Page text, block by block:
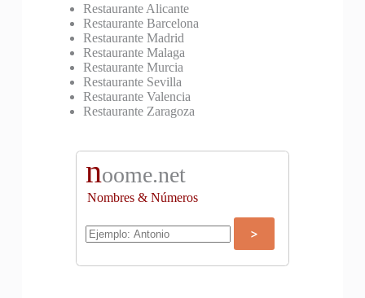
Restaurante Alicante
Restaurante Barcelona
Restaurante Madrid
Restaurante Malaga
Restaurante Murcia
Restaurante Sevilla
Restaurante Valencia
Restaurante Zaragoza
noome.net
Nombres & Números